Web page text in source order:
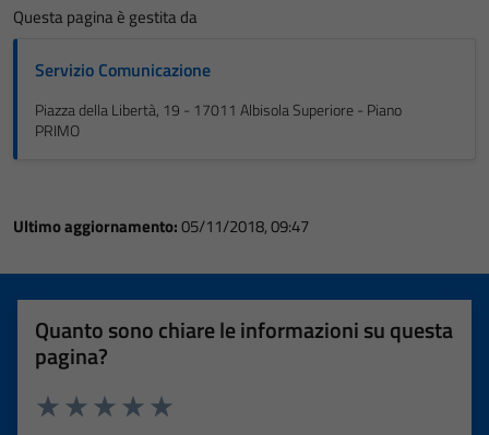
Questa pagina è gestita da
Servizio Comunicazione
Piazza della Libertà, 19 - 17011 Albisola Superiore - Piano
PRIMO
Ultimo aggiornamento:05/11/2018, 09:47
Quanto sono chiare le informazioni su questa
pagina?